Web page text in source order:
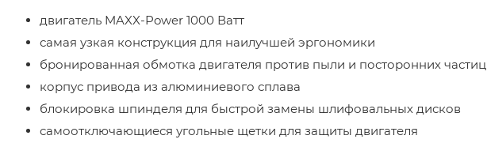
двигатель MAXX-Power 1000 Ватт
самая узкая конструкция для наилучшей эргономики
бронированная обмотка двигателя против пыли и посторонних частиц
корпус привода из алюминиевого сплава
блокировка шпинделя для быстрой замены шлифовальных дисков
самоотключающиеся угольные щетки для защиты двигателя